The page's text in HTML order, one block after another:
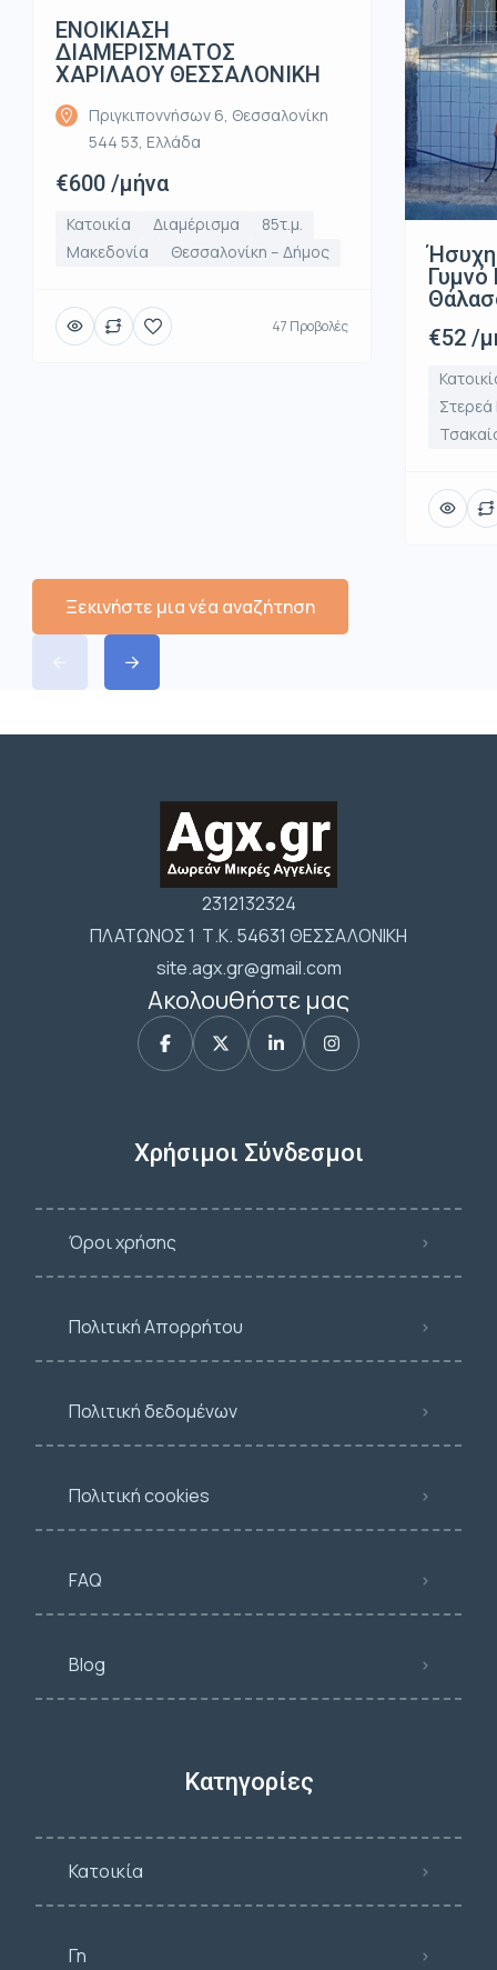
ΕΝΟΙΚΙΑΣΗ
ΔΙΑΜΕΡΙΣΜΑΤΟΣ
ΧΑΡΙΛΑΟΥ ΘΕΣΣΑΛΟΝΙΚΗ
Πριγκιποννήσων 6, Θεσσαλονίκη
544 53, Ελλάδα
€600 /μήνα
Κατοικία Διαμέρισμα
85τ.μ.
Μακεδονία
Θεσσαλονίκη – Δήμος
47 Προβολές
Γυμνό
€52 /
Ξεκινήστε μια νέα αναζήτηση
2312132324
ΠΛΑΤΩΝΟΣ 1 Τ.Κ. 54631 ΘΕΣΣΑΛΟΝΙΚΗ
site.agx.gr@gmail.com
Ακολουθήστε μας
Χρήσιμοι Σύνδεσμοι
Όροι χρήσης
Πολιτική Απορρήτου
Πολιτική δεδομένων
Πολιτική cookies
FAQ
Blog
Κατηγορίες
Κατοικία
Γη